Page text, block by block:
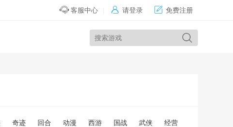
客服中心  请登录  免费注册
奇迹 回合 动漫 西游 国战 武侠 经营